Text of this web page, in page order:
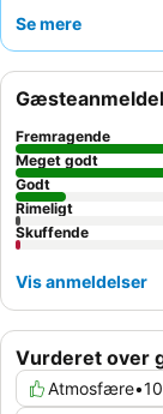
hele opholdet.
anmode om et
Se mere
Vurderet over
Atmosfære•10
Fremragende
Meget godt
Godt
Rimeligt
Skuffende
Vis anmeldelser